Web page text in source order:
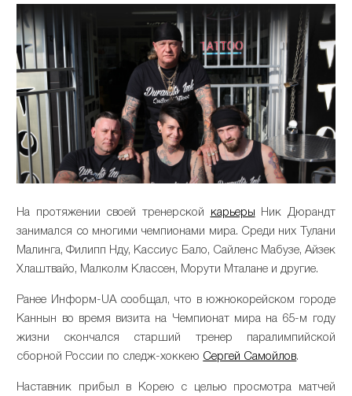
На протяжении своей тренерской карьеры Ник Дюрандт
занимался со многими чемпионами мира. Среди них Тулани
Малинга, Филипп Нду, Кассиус Бало, Сайленс Мабузе, Айзек
Хлаштвайо, Малколм Классен, Морути Мталане и другие.
Ранее Информ-UA сообщал, что в южнокорейском городе
Каннын во время визита на Чемпионат мира на 65-м году
жизни скончался старший тренер паралимпийской
сборной России по следж-хоккею Сергей Самойлов.
Наставник прибыл в Корею с целью просмотра матчей